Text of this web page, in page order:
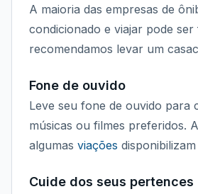
A maioria das empresas de
condicionado e viajar pode
recomendamos levar um
Fone de ouvido
Leve seu fone de ouvido para
músicas ou filmes preferidos.
algumas viações
Cuide dos seus pertences